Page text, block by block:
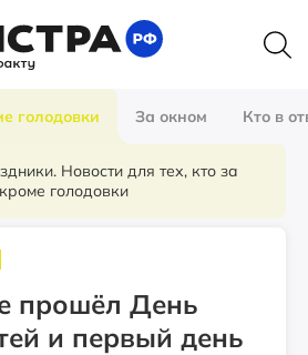
голодовки За окном Кто в
Новости для тех, кто за
голодовки
прошёл День
и первый день